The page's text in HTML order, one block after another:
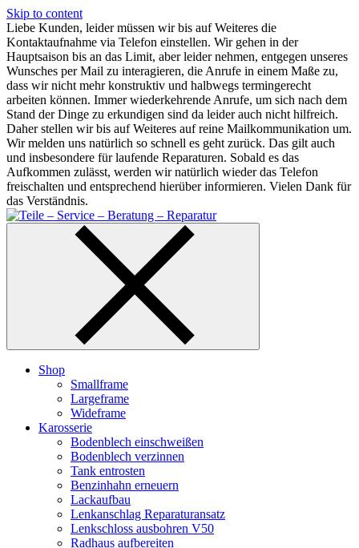
Skip to content
Liebe Kunden, leider müssen wir bis auf Weiteres die
Kontaktaufnahme via Telefon einstellen. Wir gehen in der
Hauptsaison bis an das Limit, aber leider nehmen, entgegen unseres
Wunsches per Mail zu interagieren, die Anrufe in einem Maße zu,
dass wir nicht mehr konstruktiv und halbwegs termingerecht
arbeiten können. Immer wiederkehrende Anrufe, um sich nach dem
Stand der Dinge zu erkundigen sind da leider auch nicht hilfreich.
Daher stellen wir bis auf Weiteres auf reine Mailkommunikation um.
Wir melden uns natürlich so schnell es geht zurück. Das gilt auch
und insbesondere für laufende Reparaturen. Sobald es das
Aufkommen zulässt, werden wir natürlich wieder das Telefon
freischalten und entsprechend hierüber informieren. Vielen Dank für
das Verständnis.
Shop
Smallframe
Largeframe
Wideframe
Karosserie
Bodenblech einschweißen
Bodenblech verzinnen
Tank entrosten
Benzinhahn erneuern
Lackaufbau
Lenkanschlag Reparaturansatz
Lenkschloss ausbohren V50
Radhaus aufbereiten